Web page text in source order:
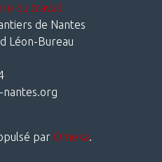
du travail
de Nantes
Léon-Bureau
par Omeka.